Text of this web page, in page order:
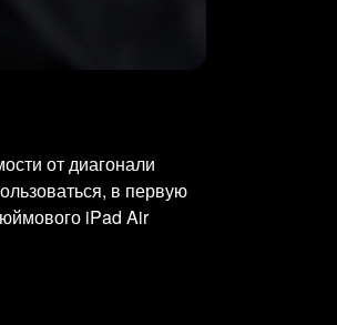
от диагонали
в первую
iPad Air